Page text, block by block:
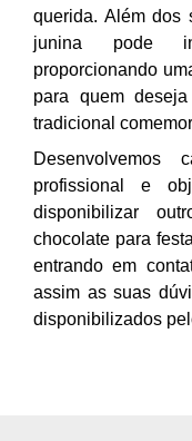
querida. Além dos
junina pode
proporcionando
para quem
tradicional
profissional e
disponibilizar
chocolate para
entrando em
assim as suas
disponibilizados